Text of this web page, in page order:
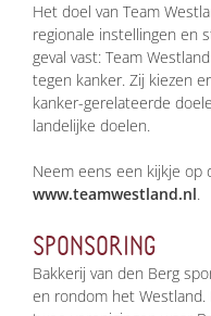
Het doel van Team
regionale instellingen en
geval vast: Team
tegen kanker. Zij kiezen
kanker-gerelateerde
landelijke doelen.
Neem eens een kijkje op
www.teamwestland.nl.
SPONSORING
Bakkerij van den Berg
en rondom het